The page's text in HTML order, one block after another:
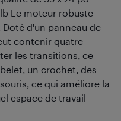
Le moteur robuste
d'un panneau de
contenir quatre
les transitions, ce
un crochet, des
ce qui améliore la
espace de travail